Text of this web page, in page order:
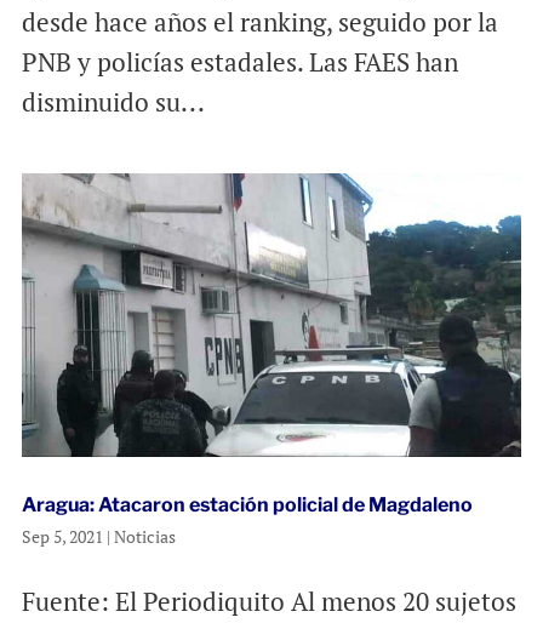
desde hace años el ranking, seguido por la
PNB y policías estadales. Las FAES han
disminuido su...
Aragua: Atacaron estación policial de Magdaleno
Sep 5, 2021 | Noticias
Fuente: El Periodiquito Al menos 20 sujetos